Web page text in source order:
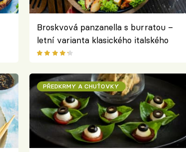
Broskvová panzanella s burratou –
letní varianta klasického italského
salátu
PŘEDKRMY A CHUŤOVKY